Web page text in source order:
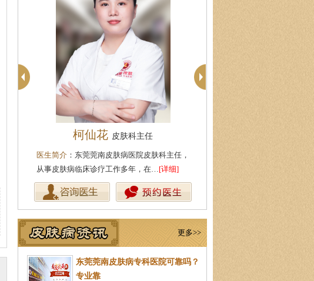
柯仙花 皮肤科主任
医生简介 ：东莞莞南皮肤病医院皮肤科主任，
从事皮肤病临床诊疗工作多年，在…[详细]
更多>>
东莞莞南皮肤病专科医院可靠吗？
专业靠